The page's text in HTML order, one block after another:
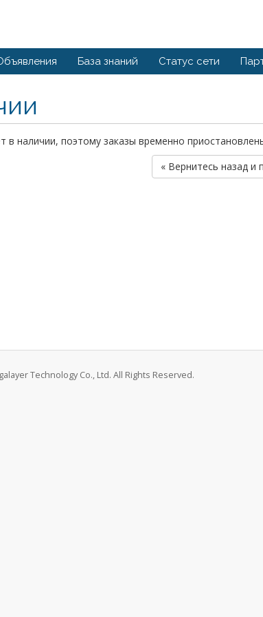
База знаний Статус сети
в наличии, поэтому заказы временно
« Вернитесь назад и
Technology Co., Ltd. All Rights Reserved.